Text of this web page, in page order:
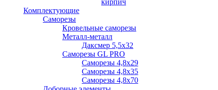
кирпич
Комплектующие
Саморезы
Кровельные саморезы
Металл-металл
Даксмер 5,5х32
Саморезы GL PRO
Сaморезы 4,8х29
Сaморезы 4,8х35
Сaморезы 4,8х70